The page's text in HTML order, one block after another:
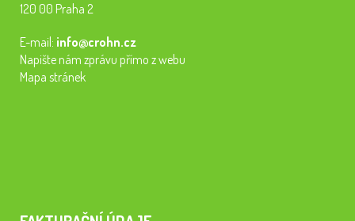
120 00 Praha 2
E-mail: info@crohn.cz
Napište nám zprávu přímo z webu
Mapa stránek